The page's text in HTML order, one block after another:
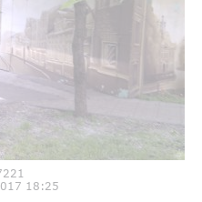
18:25